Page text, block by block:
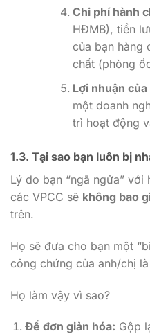
Chi phí hành
HĐMB), tiền
của bạn hàng
chất (phòng
Lợi nhuận của
một doanh
trì hoạt động
1.3. Tại sao bạn luôn bị
Lý do bạn “ngã ngửa”
các VPCC sẽ không bao
trên.
Họ sẽ đưa cho bạn một
công chứng của anh/chị là
Họ làm vậy vì sao?
Để đơn giản hóa: Gộp